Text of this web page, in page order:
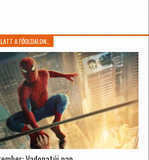
A FŐOLDALON…